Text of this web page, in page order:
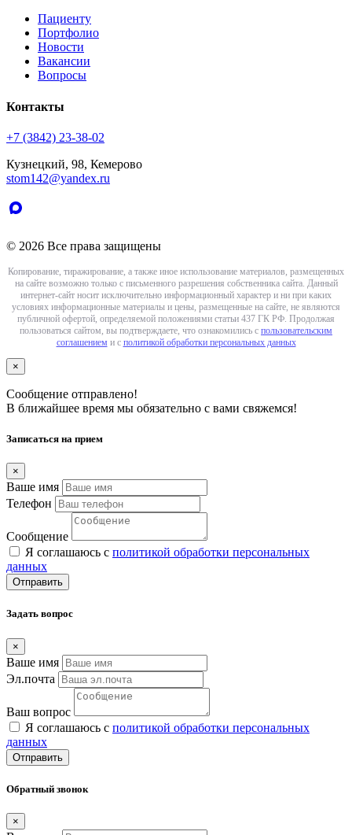
Пациенту
Портфолио
Новости
Вакансии
Вопросы
Контакты
+7 (3842) 23-38-02
Кузнецкий, 98, Кемерово
stom142@yandex.ru
© 2026 Все права защищены
Копирование, тиражирование, а также иное использование материалов, размещенных
на сайте возможно только с письменного разрешения собственника сайта. Данный
интернет-сайт носит исключительно информационный характер и ни при каких
условиях информационные материалы и цены, размещенные на сайте, не являются
публичной офертой, определяемой положениями статьи 437 ГК РФ. Продолжая
пользоваться сайтом, вы подтверждаете, что ознакомились с пользовательским
соглашением и с политикой обработки персональных данных
×
Сообщение отправлено!
В ближайшее время мы обязательно с вами свяжемся!
Записаться на прием
×
Ваше имя
Телефон
Сообщение
Я соглашаюсь с политикой обработки персональных
данных
Отправить
Задать вопрос
×
Ваше имя
Эл.почта
Ваш вопрос
Я соглашаюсь с политикой обработки персональных
данных
Отправить
Обратный звонок
×